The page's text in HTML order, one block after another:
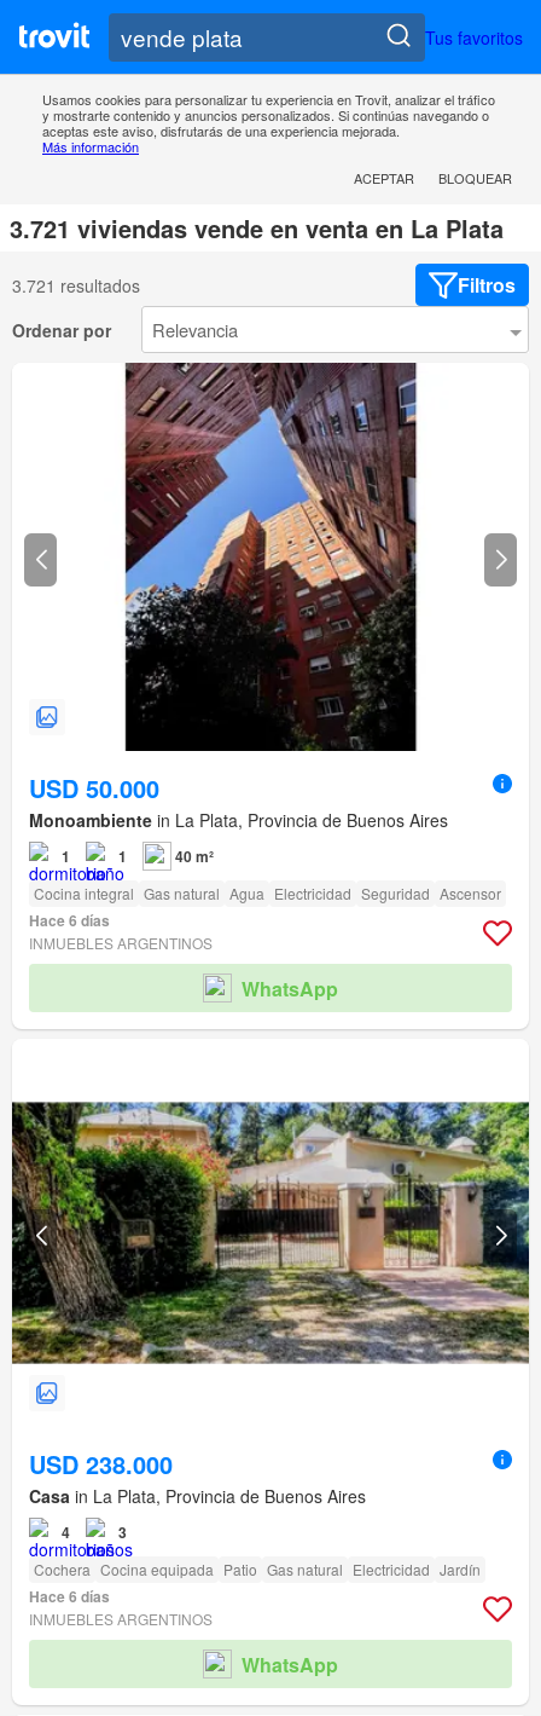
Tus favoritos
Usamos cookies para personalizar tu experiencia en Trovit, analizar el tráfico
y mostrarte contenido y anuncios personalizados. Si continúas navegando o
aceptas este aviso, disfrutarás de una experiencia mejorada.
Más información
ACEPTAR
BLOQUEAR
3.721 viviendas vende en venta en La Plata
3.721 resultados Filtros
Ordenar por
USD 50.000
Monoambiente in La Plata, Provincia de Buenos Aires
1 1 40 m²
Cocina integral Gas natural Agua Electricidad Seguridad Ascensor
Hace 6 días
INMUEBLES ARGENTINOS
WhatsApp
USD 238.000
Casa in La Plata, Provincia de Buenos Aires
4 3
Cochera Cocina equipada Patio Gas natural Electricidad Jardín
Hace 6 días
INMUEBLES ARGENTINOS
WhatsApp